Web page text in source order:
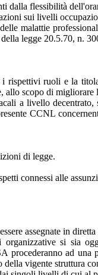
dalla flessibilità
sui livelli
malattie
legge 20.5.70, n.
rispettivi ruoli e la
scopo di
a livello
CCNL
di legge.
connessi alle
assegnate in
si sia
ad
vigente struttura